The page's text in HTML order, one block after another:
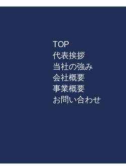
TOP
代表挨拶
当社の強み
会社概要
事業概要
お問い合わせ